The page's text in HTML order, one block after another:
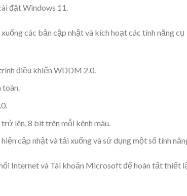
đặt Windows 11.
các bản cập nhật và kích hoạt các tính năng cụ
điều khiển WDDM 2.0.
toàn.
lên, 8 bit trên mỗi kênh màu.
cập nhật và tải xuống và sử dụng một số tính
Internet và Tài khoản Microsoft để hoàn tất thiết